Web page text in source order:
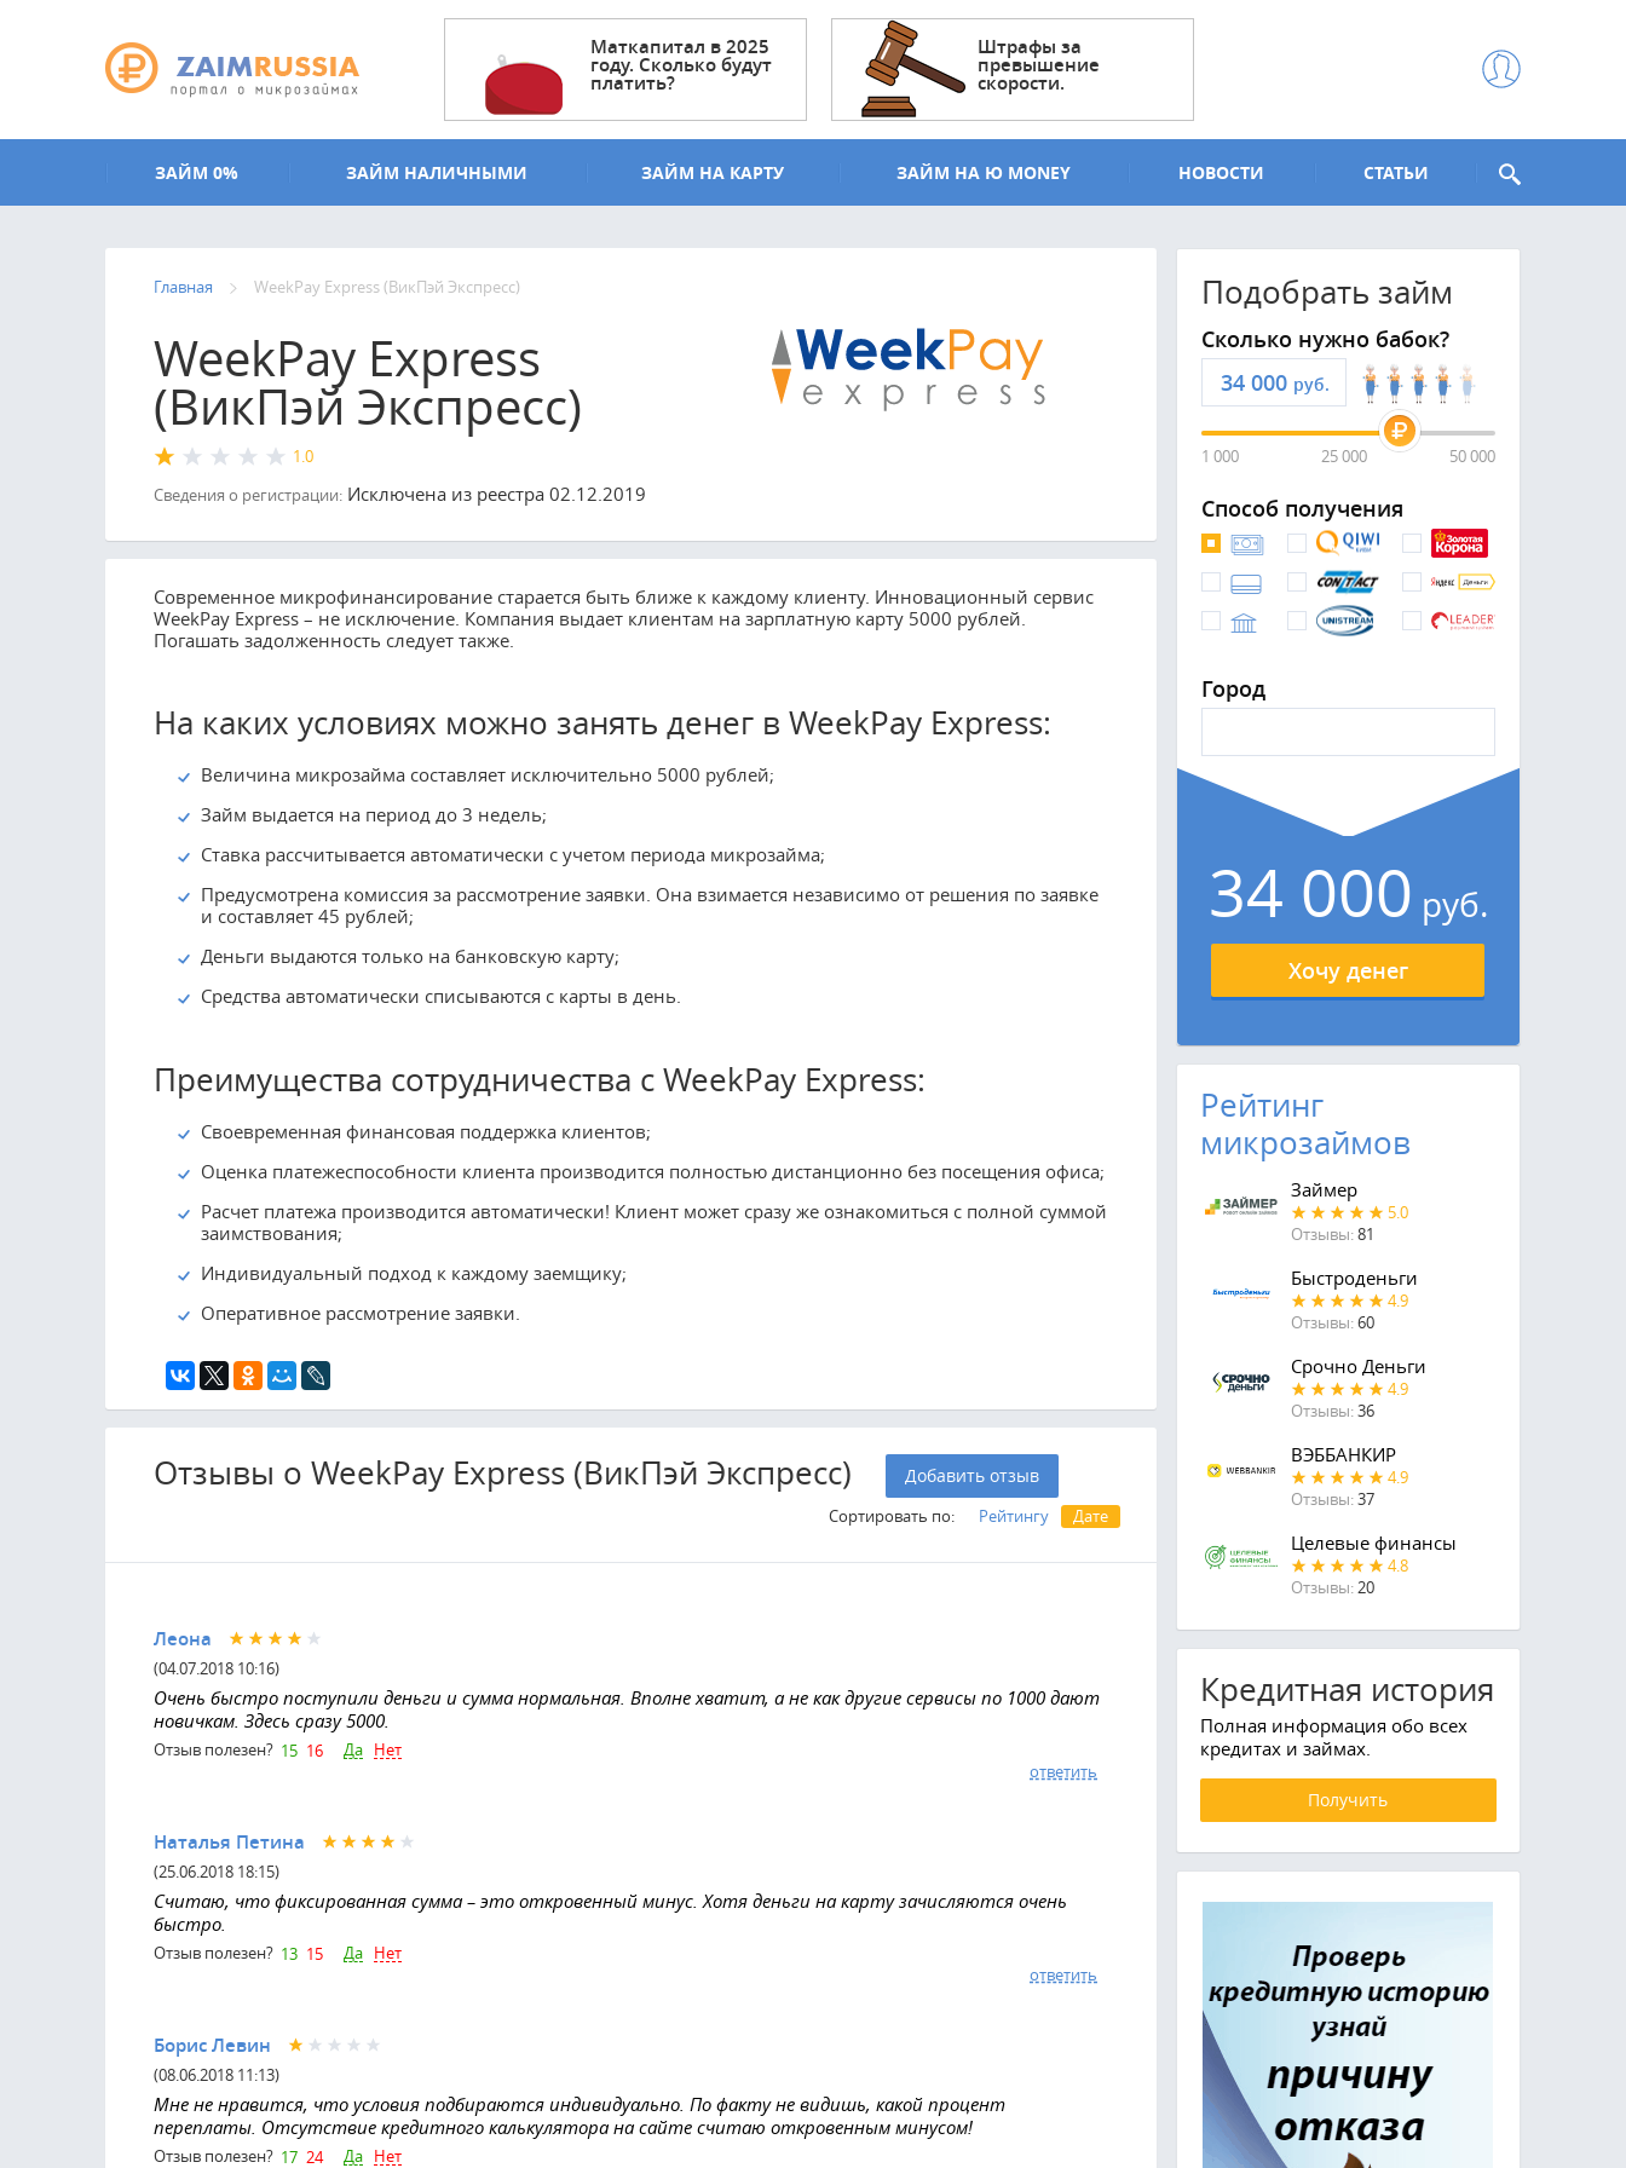
Маткапитал в 2025
году. Сколько будут
платить?
Штрафы за
превышение
скорости.
ЗАЙМ 0% ЗАЙМ НАЛИЧНЫМИ ЗАЙМ НА КАРТУ ЗАЙМ НА Ю MONEY НОВОСТИ СТАТЬИ
Главная WeekPay Express (ВикПэй Экспресс)
WeekPay Express
(ВикПэй Экспресс)
1.0
Сведения о регистрации: Исключена из реестра 02.12.2019
Современное микрофинансирование старается быть ближе к каждому клиенту. Инновационный сервис
WeekPay Express – не исключение. Компания выдает клиентам на зарплатную карту 5000 рублей.
Погашать задолженность следует также.
На каких условиях можно занять денег в WeekPay Express:
Величина микрозайма составляет исключительно 5000 рублей;
Займ выдается на период до 3 недель;
Ставка рассчитывается автоматически с учетом периода микрозайма;
Предусмотрена комиссия за рассмотрение заявки. Она взимается независимо от решения по заявке
и составляет 45 рублей;
Деньги выдаются только на банковскую карту;
Средства автоматически списываются с карты в день.
Преимущества сотрудничества с WeekPay Express:
Своевременная финансовая поддержка клиентов;
Оценка платежеспособности клиента производится полностью дистанционно без посещения офиса;
Расчет платежа производится автоматически! Клиент может сразу же ознакомиться с полной суммой
заимствования;
Индивидуальный подход к каждому заемщику;
Оперативное рассмотрение заявки.
Отзывы о WeekPay Express (ВикПэй Экспресс) Добавить отзыв
Сортировать по: Рейтингу Дате
Леона
(04.07.2018 10:16)
Очень быстро поступили деньги и сумма нормальная. Вполне хватит, а не как другие сервисы по 1000 дают
новичкам. Здесь сразу 5000.
Отзыв полезен? 15 16 Да Нет
ответить
Наталья Петина
(25.06.2018 18:15)
Считаю, что фиксированная сумма – это откровенный минус. Хотя деньги на карту зачисляются очень
быстро.
Отзыв полезен? 13 15 Да Нет
ответить
Борис Левин
(08.06.2018 11:13)
Мне не нравится, что условия подбираются индивидуально. По факту не видишь, какой процент
переплаты. Отсутствие кредитного калькулятора на сайте считаю откровенным минусом!
Отзыв полезен? 17 24 Да Нет
Подобрать займ
Сколько нужно бабок?
руб.
1 000 25 000 50 000
Способ получения
Город
34 000 руб.
Хочу денег
Рейтинг
микрозаймов
Займер
5.0
Отзывы:81
Быстроденьги
4.9
Отзывы:60
Срочно Деньги
4.9
Отзывы:36
ВЭББАНКИР
4.9
Отзывы:37
Целевые финансы
4.8
Отзывы:20
Кредитная история
Полная информация обо всех
кредитах и займах.
Получить